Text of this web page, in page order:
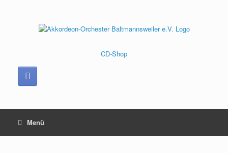
CD-Shop
Menü